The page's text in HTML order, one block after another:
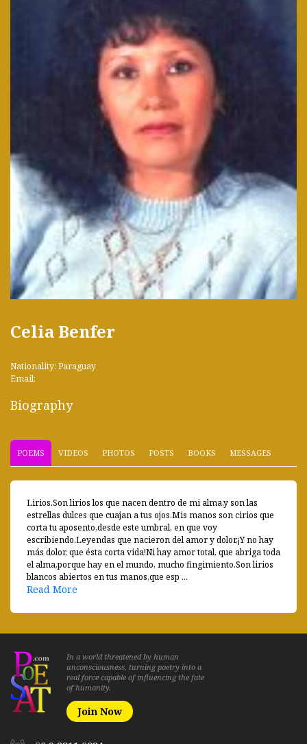
Celia Benfer
Nationality: Paraguay
Email:
Biography
POEMS VIDEOS PHOTOS POSTS BOOKS MESSAGES
Lirios.Son lirios los que nacen dentro de mi alma,y son las
estrellas dulces que cuajan a tus ojos.Mis manos son cirios que
corta tu aposento,desde este umbral, en que voy
escribiendo.Leyendas que nacieron del amor y dolor,¡Y no hay
más dolor, que ésta corta vida!Ni hay amor total, que abriga toda
el alma,porque hay en el mundo, mucho fingimiento.Son lirios
blancos abiertos en tus manos,que esp ...
Read More
In a world threatened by human
unconsciousness, turning poetry into a
real force capable of influencing the fate
of humanity.
Join Now